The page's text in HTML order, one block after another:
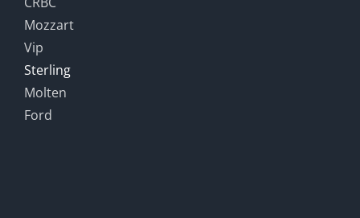
Mozzart
Vip
Sterling
Molten
Ford